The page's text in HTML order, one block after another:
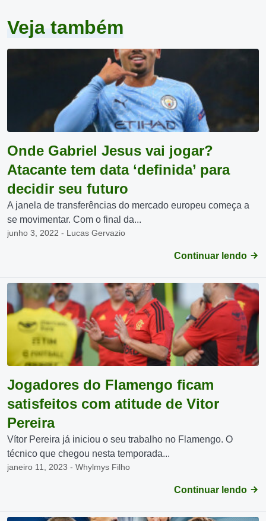
Veja também
Onde Gabriel Jesus vai jogar?
Atacante tem data ‘definida’ para
decidir seu futuro
A janela de transferências do mercado europeu começa a
se movimentar. Com o final da...
junho 3, 2022 - Lucas Gervazio
Continuar lendo
Jogadores do Flamengo ficam
satisfeitos com atitude de Vitor
Pereira
Vítor Pereira já iniciou o seu trabalho no Flamengo. O
técnico que chegou nesta temporada...
janeiro 11, 2023 - Whylmys Filho
Continuar lendo